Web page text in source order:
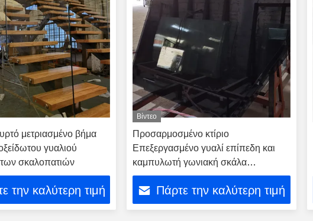
μετριασμένο βήμα
γυαλιού
σκαλοπατιών
την καλύτερη τιμή
Βίντεο
Προσαρμοσμένο κτίριο
Επεξεργασμένο γυαλί επίπεδη και
καμπυλωτή γωνιακή σκάλα
σιδηροδρομική σφραγίδες πισίνα
φράχτης γυαλί
Πάρτε την καλύτερη τιμή